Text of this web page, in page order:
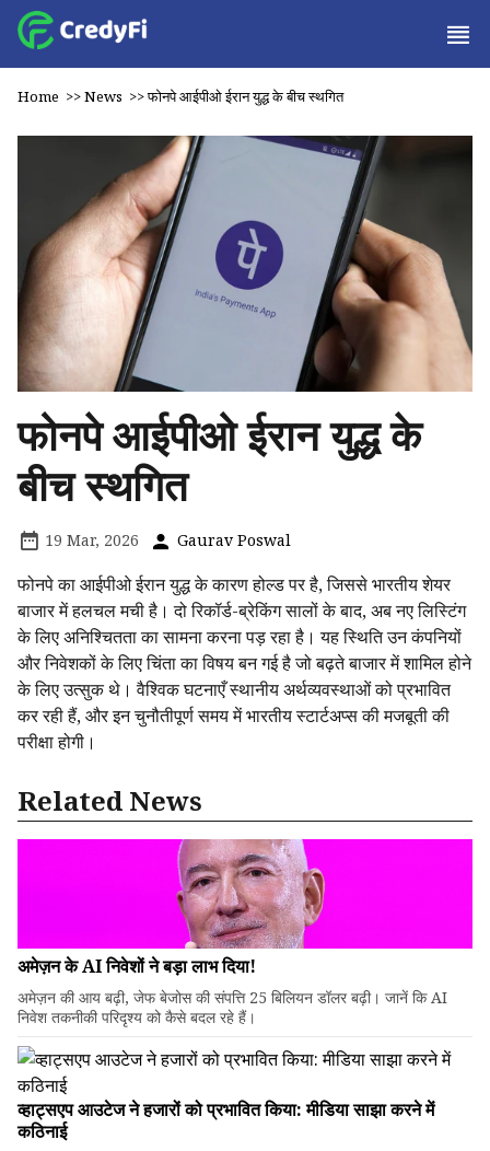
Home >>News >>फोनपे आईपीओ ईरान युद्ध के बीच स्थगित
फोनपे आईपीओ ईरान युद्ध के
बीच स्थगित
19 Mar, 2026 Gaurav Poswal
फोनपे का आईपीओ ईरान युद्ध के कारण होल्ड पर है, जिससे भारतीय शेयर
बाजार में हलचल मची है। दो रिकॉर्ड-ब्रेकिंग सालों के बाद, अब नए लिस्टिंग
के लिए अनिश्चितता का सामना करना पड़ रहा है। यह स्थिति उन कंपनियों
और निवेशकों के लिए चिंता का विषय बन गई है जो बढ़ते बाजार में शामिल होने
के लिए उत्सुक थे। वैश्विक घटनाएँ स्थानीय अर्थव्यवस्थाओं को प्रभावित
कर रही हैं, और इन चुनौतीपूर्ण समय में भारतीय स्टार्टअप्स की मजबूती की
परीक्षा होगी।
Related News
अमेज़न के AI निवेशों ने बड़ा लाभ दिया!
अमेज़न की आय बढ़ी, जेफ बेजोस की संपत्ति 25 बिलियन डॉलर बढ़ी। जानें कि AI
निवेश तकनीकी परिदृश्य को कैसे बदल रहे हैं।
व्हाट्सएप आउटेज ने हजारों को प्रभावित किया: मीडिया साझा करने में
कठिनाई